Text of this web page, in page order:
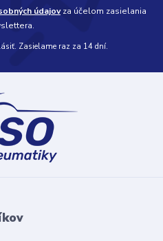
údajovza účelom zasielania
Zasielame raz za 14 dní.